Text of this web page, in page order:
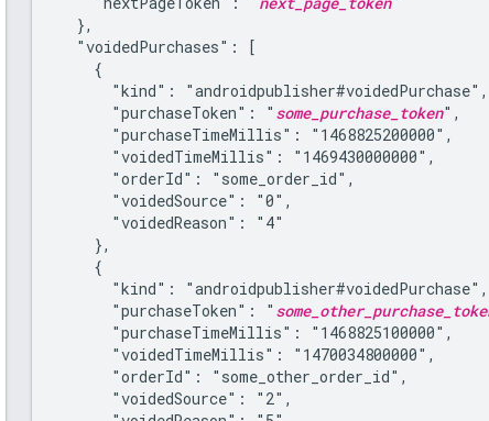
  },
  "voidedPurchases": [
    {
      "kind": "androidpublisher#voidedPurchase",
      "purchaseToken": "
some_purchase_token",
      "purchaseTimeMillis": "1468825200000",
      "voidedTimeMillis": "1469430000000",
      "orderId": "some_order_id",
      "voidedSource": "0",
      "voidedReason": "4"
    },
    {
      "kind": "androidpublisher#voidedPurchase",
      "purchaseToken": "
      "purchaseTimeMillis": "1468825100000",
      "voidedTimeMillis": "1470034800000",
      "orderId": "some_other_order_id",
      "voidedSource": "2",